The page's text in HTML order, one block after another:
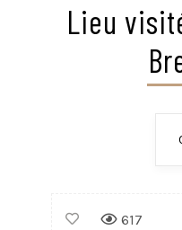
Lieu
617